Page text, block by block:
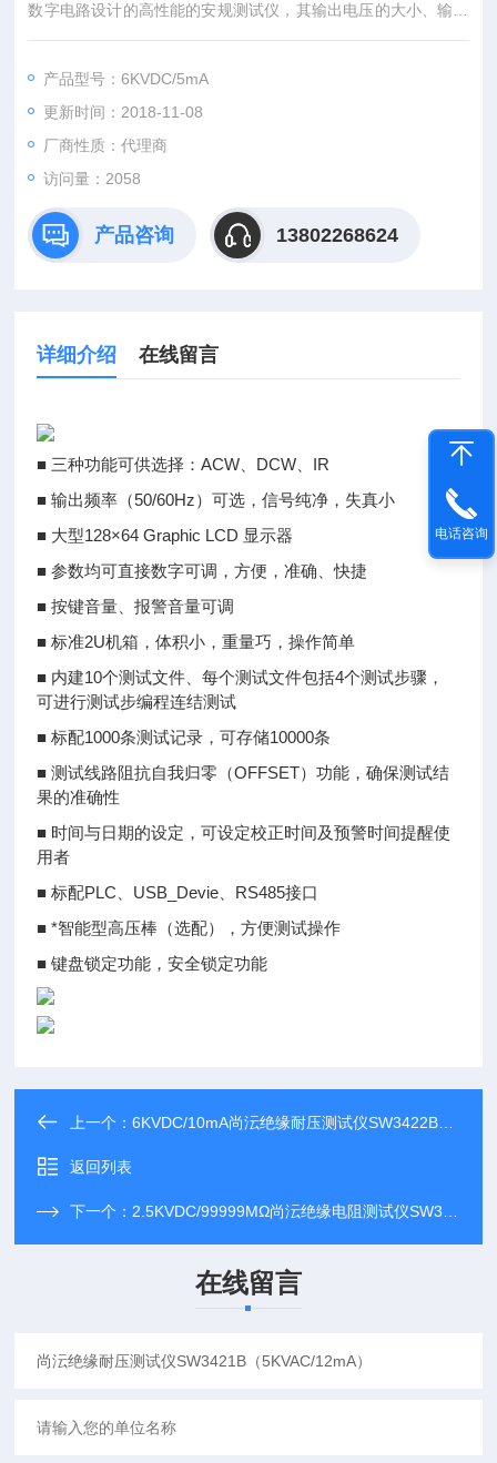
数字电路设计的高性能的安规测试仪，其输出电压的大小、输出
电压的上升、下降、输出电压的频率*由MCU控制，能实时显示
需的信号输入、输出接口，可方便地与计算机或PLC组成综合测
试系统。能够快速、准确地测量电子元器件、家用电器、绝缘材
料、仪器仪表、照明电器、电动电热器具的耐压强度
产品型号：6KVDC/5mA
更新时间：2018-11-08
厂商性质：代理商
访问量：2058
产品咨询 13802268624
详细介绍 在线留言
■ 三种功能可供选择：ACW、DCW、IR
■ 输出频率（50/60Hz）可选，信号纯净，失真小
■ 大型128×64 Graphic LCD 显示器
■ 参数均可直接数字可调，方便，准确、快捷
■ 按键音量、报警音量可调
■ 标准2U机箱，体积小，重量巧，操作简单
■ 内建10个测试文件、每个测试文件包括4个测试步骤，
可进行测试步编程连结测试
■ 标配1000条测试记录，可存储10000条
■ 测试线路阻抗自我归零（OFFSET）功能，确保测试结
果的准确性
■ 时间与日期的设定，可设定校正时间及预警时间提醒使
用者
■ 标配PLC、USB_Devie、RS485接口
■ *智能型高压棒（选配），方便测试操作
■ 键盘锁定功能，安全锁定功能
上一个：6KVDC/10mA尚沄绝缘耐压测试仪SW3422B（5KVAC/20mA）
返回列表
下一个： 2.5KVDC/99999MΩ尚沄绝缘电阻测试仪SW3411C2
在线留言
电话咨询